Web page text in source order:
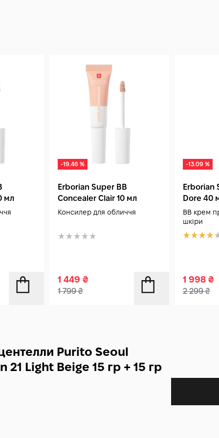
після закінчення терміну придатності
регулярного щоденного використання
г забезпечує тривале регулярне
тоном шкіри і догляді.
мл
-19.46 %
Erborian Super BB
Concealer Clair 10 мл
Консилер для обличчя
1 449₴
1 799₴
-13.09 %
Erborian
Dore 40
ВВ крем
шкіри
1 998 ₴
2 299₴
Purito Seoul
Light Beige 15 гр + 15 гр